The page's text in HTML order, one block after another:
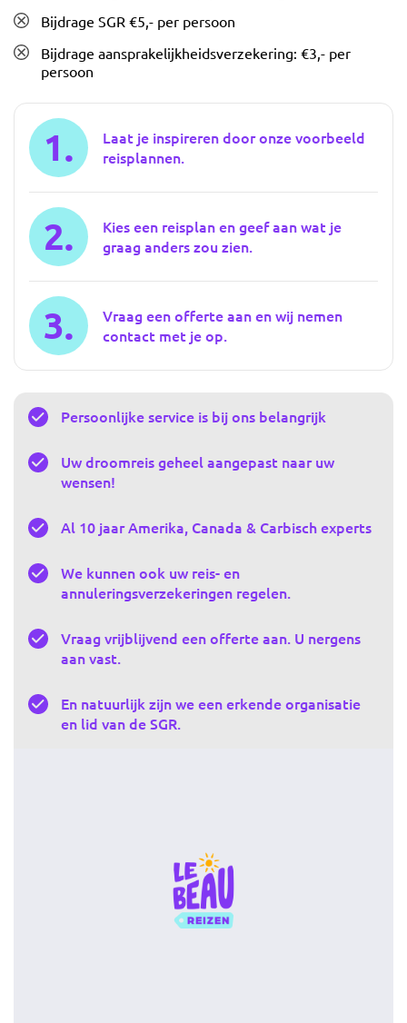
Bijdrage SGR €5,- per persoon
Bijdrage aansprakelijkheidsverzekering: €3,- per
persoon
1.
Laat je inspireren door onze voorbeeld
reisplannen.
2.
Kies een reisplan en geef aan wat je
graag anders zou zien.
3.
Vraag een offerte aan en wij nemen
contact met je op.
Persoonlijke service is bij ons belangrijk
Uw droomreis geheel aangepast naar uw
wensen!
Al 10 jaar Amerika, Canada & Carbisch experts
We kunnen ook uw reis- en
annuleringsverzekeringen regelen.
Vraag vrijblijvend een offerte aan. U nergens
aan vast.
En natuurlijk zijn we een erkende organisatie
en lid van de SGR.